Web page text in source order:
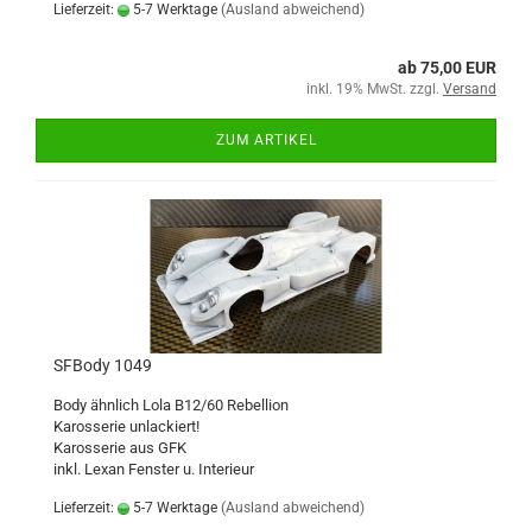
Lieferzeit: 5-7 Werktage (Ausland abweichend)
ab 75,00 EUR
inkl. 19% MwSt. zzgl. Versand
ZUM ARTIKEL
SFBody 1049
Body ähnlich Lola B12/60 Rebellion
Karosserie unlackiert!
Karosserie aus GFK
inkl. Lexan Fenster u. Interieur
Lieferzeit: 5-7 Werktage (Ausland abweichend)